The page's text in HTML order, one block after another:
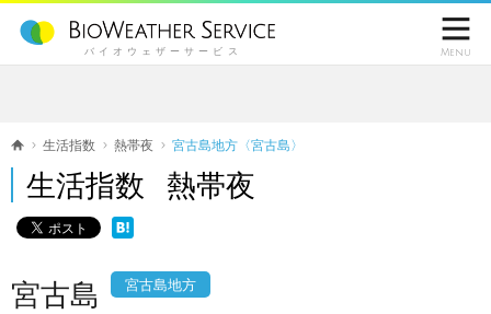
バイオウェザーサービス

Menu
生活指数 熱帯夜 宮古島地方〈宮古島〉
生活指数 熱帯夜
宮古島 宮古島地方